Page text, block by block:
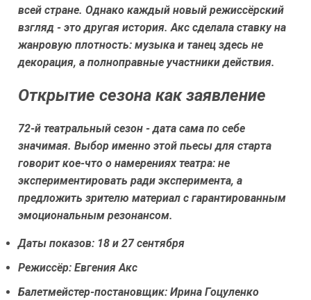
всей стране. Однако каждый новый режиссёрский
взгляд - это другая история. Акс сделала ставку на
жанровую плотность: музыка и танец здесь не
декорация, а полноправные участники действия.
Открытие сезона как заявление
72-й театральный сезон - дата сама по себе
значимая. Выбор именно этой пьесы для старта
говорит кое-что о намерениях театра: не
экспериментировать ради эксперимента, а
предложить зрителю материал с гарантированным
эмоциональным резонансом.
Даты показов: 18 и 27 сентября
Режиссёр: Евгения Акс
Балетмейстер-постановщик: Ирина Гоцуленко